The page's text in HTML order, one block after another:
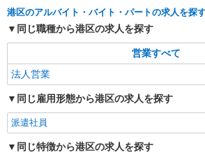
港区のアルバイト・バイト・パートの求人を探
同じ職種から港区の求人を探す
営業すべて
法人営業
同じ雇用形態から港区の求人を探す
派遣社員
同じ特徴から港区の求人を探す